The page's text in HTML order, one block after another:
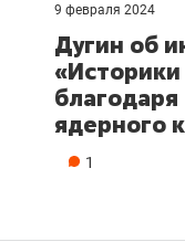
9 февраля 2024
Дугин об
ядерного
1